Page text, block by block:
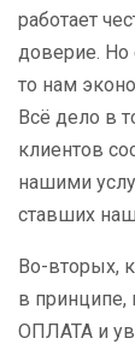
работает
доверие. Но
то нам
Всё дело в
клиентов
нашими
ставших
Во-вторых,
в
ОПЛАТА и